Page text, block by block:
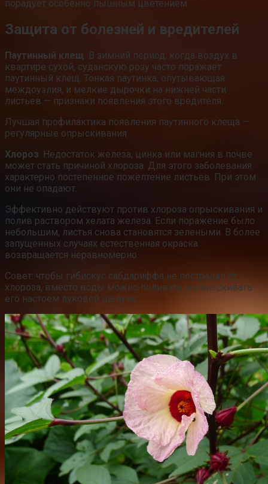
порадует особенно пышным цветением.
Защита от болезней и вредителей
Паутинный клещ . В зимний период, когда воздух в
квартире сухой, суданскую розу часто поражает
паутинный клещ. Тонкая паутинка, опутывающая
междоузлия, и мелкие дырочки на нижней части
листьев — признаки появления этого вредителя.
Лучшая профилактика появления паутинного клеща —
регулярные опрыскивания.
Хлороз . Недостаток железа, цинка или магния в почве
может стать причиной хлороза. Для этого заболевания
характерно постепенное пожелтение листьев. При этом
они не опадают.
Эффективно действуют против хлороза опрыскивания и
полив раствором хелата железа. Если поражение было
небольшим, листья снова становятся зелеными. В более
запущенных случаях естественная окраска
возвращается неравномерно.
Совет: чтобы гибискус сабдариффа не пострадал от
хлороза, вместо воды можно поливать и опрыскивать
его настоем луковой шелухи.